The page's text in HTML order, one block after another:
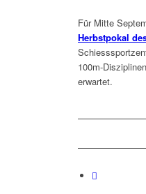
Für Mitte
Herbstpokal
100m-
erwartet.